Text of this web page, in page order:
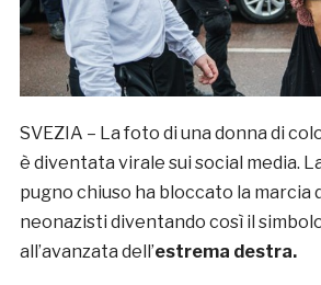
SVEZIA – La foto di una donna di
è diventata virale sui social media.
pugno chiuso ha bloccato la marcia
neonazisti diventando così il
all’avanzata dell’estrema destra.